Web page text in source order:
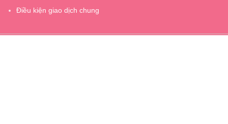
Điều kiện giao dịch chung